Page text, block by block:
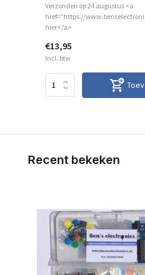
Verzonden op 24 augustus <a
href="https://
hier</a>
€13,95
Incl. btw
Recent bekeken